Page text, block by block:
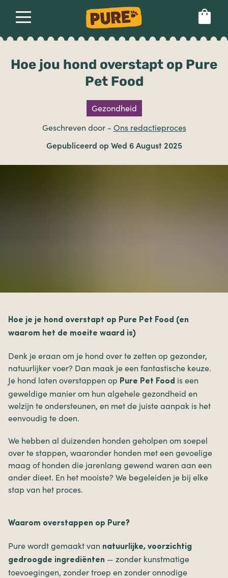
Over
Ons voer
Gezond hondenvoer
Pure vs
Set language preference
Hoe jou hond overstapt op Pure
Pet Food
Gezondheid
Geschreven door - Ons redactieproces
Gepubliceerd op Wed 6 August 2025
Hoe je je hond overstapt op Pure Pet Food (en
waarom het de moeite waard is)
Denk je eraan om je hond over te zetten op gezonder,
natuurlijker voer? Dan maak je een fantastische keuze.
Je hond laten overstappen op Pure Pet Food is een
geweldige manier om hun algehele gezondheid en
welzijn te ondersteunen, en met de juiste aanpak is het
eenvoudig te doen.
We hebben al duizenden honden geholpen om soepel
over te stappen, waaronder honden met een gevoelige
maag of honden die jarenlang gewend waren aan een
ander dieet. En het mooiste? We begeleiden je bij elke
stap van het proces.
Waarom overstappen op Pure?
Pure wordt gemaakt van natuurlijke, voorzichtig
gedroogde ingrediënten — zonder kunstmatige
toevoegingen, zonder troep en zonder onnodige